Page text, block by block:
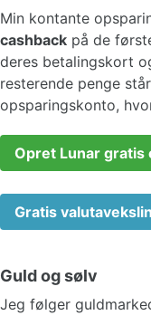
Min kontante
cashback på de
deres betalingskort
resterende penge
opsparingskonto,
Opret Lunar gratis
Gratis
Guld og sølv
Jeg følger